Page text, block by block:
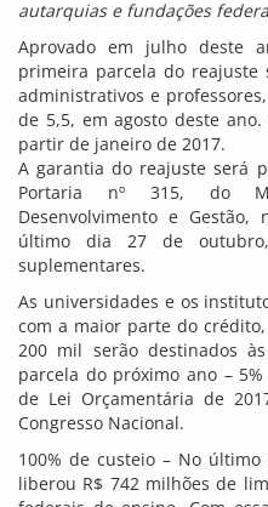
autarquias e fundações
Aprovado em julho deste
primeira parcela do reajuste
administrativos e
de 5,5, em agosto deste
partir de janeiro de 2017.
A garantia do reajuste será
Portaria nº 315, do
Desenvolvimento e
último dia 27 de
suplementares.
As universidades e os
com a maior parte do
200 mil serão destinados
parcela do próximo ano –
de Lei Orçamentária de
Congresso Nacional.
100% de custeio – No
liberou R$ 742 milhões de